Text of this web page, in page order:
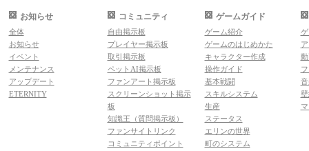
お知らせ
全体
お知らせ
イベント
メンテナンス
アップデート
ETERNITY
コミュニティ
自由掲示板
プレイヤー掲示板
取引掲示板
ペットAI掲示板
ファンアート掲示板
スクリーンショット掲示
板
知識王（質問掲示板）
ファンサイトリンク
コミュニティポイント
ゲームガイド
ゲーム紹介
ゲームのはじめかた
キャラクター作成
操作ガイド
基本戦闘
スキルシステム
生産
ステータス
エリンの世界
町のシステム